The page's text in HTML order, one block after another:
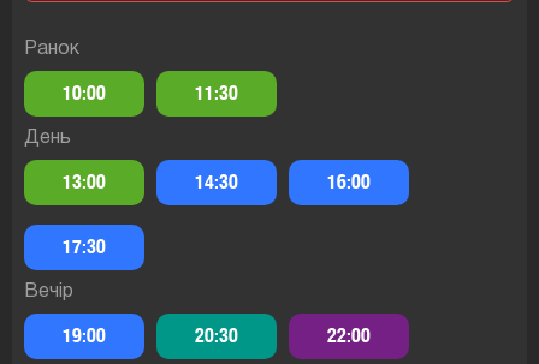
Ранок
10:00 11:30
День
13:00 14:30 16:00
17:30
Вечір
19:00 20:30 22:00